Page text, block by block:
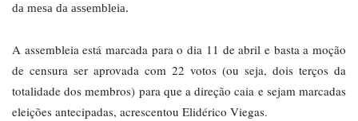
da mesa da assembleia.
A assembleia está marcada para o dia 11 de abril e basta a moção
de censura ser aprovada com 22 votos (ou seja, dois terços da
totalidade dos membros) para que a direção caia e sejam marcadas
eleições antecipadas, acrescentou Elidérico Viegas.